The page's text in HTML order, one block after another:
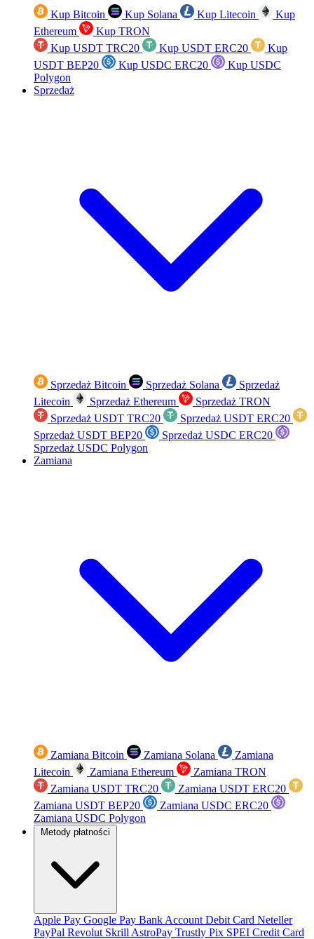
Kup Bitcoin Kup Solana Kup Litecoin
Kup
Ethereum
Kup TRON
Kup USDT TRC20
Kup USDT ERC20
Kup
USDT BEP20
Kup USDC ERC20
Kup USDC
Polygon
Sprzedaż
Sprzedaż Bitcoin Sprzedaż Solana
Sprzedaż
Litecoin
Sprzedaż Ethereum
Sprzedaż TRON
Sprzedaż USDT TRC20
Sprzedaż USDT ERC20
Sprzedaż USDT BEP20
Sprzedaż USDC ERC20
Sprzedaż USDC Polygon
Zamiana
Zamiana Bitcoin Zamiana Solana
Zamiana
Litecoin
Zamiana Ethereum
Zamiana TRON
Zamiana USDT TRC20
Zamiana USDT ERC20
Zamiana USDT BEP20
Zamiana USDC ERC20
Zamiana USDC Polygon
Metody płatności
Apple Pay Google Pay Bank Account Debit Card Neteller
PayPal Revolut Skrill AstroPay Trustly Pix SPEI Credit Card